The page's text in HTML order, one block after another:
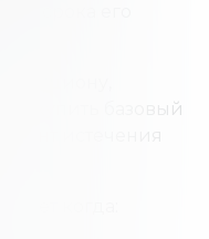
срока его
опциону,
купить базовый
истечения
когда: